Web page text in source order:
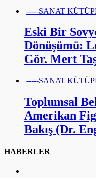
-----SANAT
Eski Bir
Dönüşümü:
Gör. Mert
-----SANAT
Toplumsal
Amerikan
Bakış (Dr.
HABERLER